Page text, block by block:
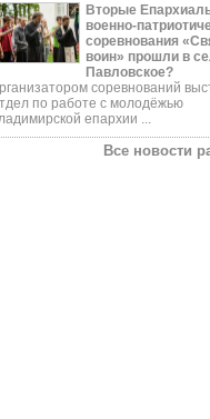
Вторые
военно-
соревнования
воин» прошли в
Павловское?
соревнований
по работе с молодёжью
епархии ...
Все новости